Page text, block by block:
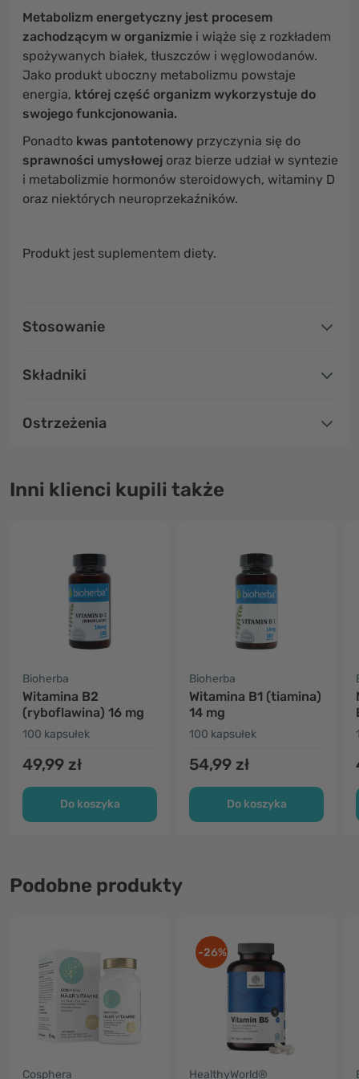
Metabolizm energetyczny jest procesem
zachodzącym w organizmie i wiąże się z rozkładem
spożywanych białek, tłuszczów i węglowodanów.
Jako produkt uboczny metabolizmu powstaje
energia, której część organizm wykorzystuje do
swojego funkcjonowania.
Ponadto kwas pantotenowy przyczynia się do
sprawności umysłowej oraz bierze udział w syntezie
i metabolizmie hormonów steroidowych, witaminy D
oraz niektórych neuroprzekaźników.
Produkt jest suplementem diety.
Stosowanie
Składniki
Ostrzeżenia
Inni klienci kupili także
Bioherba
Witamina B2
(ryboflawina) 16 mg
100 kapsułek
49,99 zł
Do koszyka
Bioherba
Witamina B1 (tiamina)
14 mg
100 kapsułek
54,99 zł
Do koszyka
Podobne produkty
Cosphera
-26%
HealthyWorld®